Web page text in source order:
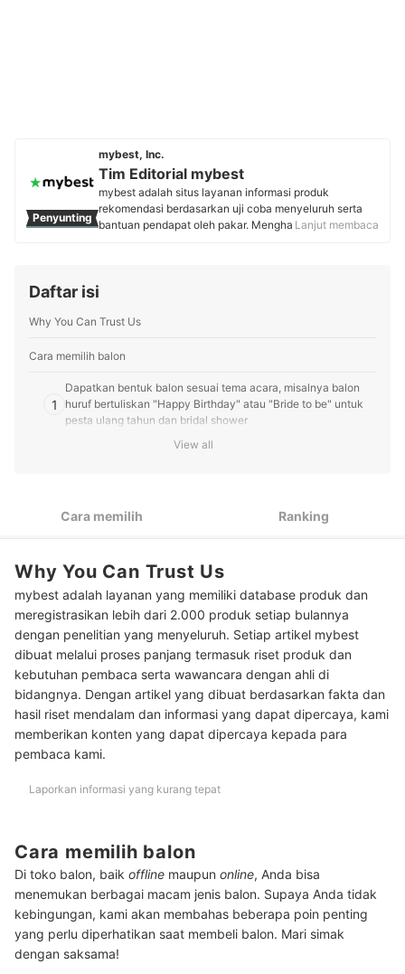
Penyunting
mybest, Inc.
Tim Editorial mybest
mybest adalah situs layanan informasi produk
rekomendasi berdasarkan uji coba menyeluruh serta
bantuan pendapat oleh pakar. Menghasilkan konten
Profil Tim Editorial mybest
Lanjut membaca
Daftar isi
Why You Can Trust Us
Cara memilih balon
1
Dapatkan bentuk balon sesuai tema acara, misalnya balon
huruf bertuliskan "Happy Birthday" atau "Bride to be" untuk
pesta ulang tahun dan bridal shower
Untuk mainan anak, cari balon foil dan vinyl dengan karakter
lingkungan
langit ruangan
5
Beli yang dijual secara bundle atau set bila Anda perlu balon
untuk backdrop pesta
10 Rekomendasi balon terbaik
Baca juga rekomendasi dekorasi perayaan lainnya di sini
View all
Cara memilih Ranking
Why You Can Trust Us
mybest adalah layanan yang memiliki database produk dan
meregistrasikan lebih dari 2.000 produk setiap bulannya
dengan penelitian yang menyeluruh. Setiap artikel mybest
dibuat melalui proses panjang termasuk riset produk dan
kebutuhan pembaca serta wawancara dengan ahli di
bidangnya. Dengan artikel yang dibuat berdasarkan fakta dan
hasil riset mendalam dan informasi yang dapat dipercaya, kami
memberikan konten yang dapat dipercaya kepada para
pembaca kami.
Laporkan informasi yang kurang tepat
Cara memilih balon
Di toko balon, baik offline maupun online, Anda bisa
menemukan berbagai macam jenis balon. Supaya Anda tidak
kebingungan, kami akan membahas beberapa poin penting
yang perlu diperhatikan saat membeli balon. Mari simak
dengan saksama!